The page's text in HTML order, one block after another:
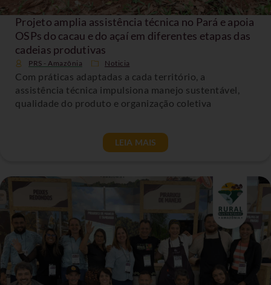
Projeto amplia assistência técnica no Pará e apoia
OSPs do cacau e do açaí em diferentes etapas das
cadeias produtivas
PRS - Amazônia Noticia
Com práticas adaptadas a cada território, a
assistência técnica impulsiona manejo sustentável,
qualidade do produto e organização coletiva
LEIA MAIS